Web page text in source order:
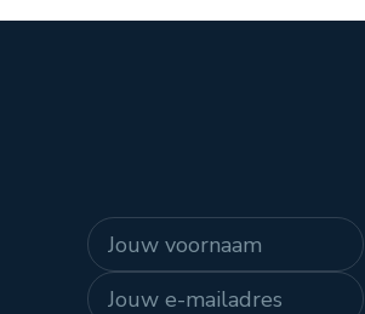
Naam
E-mailadres